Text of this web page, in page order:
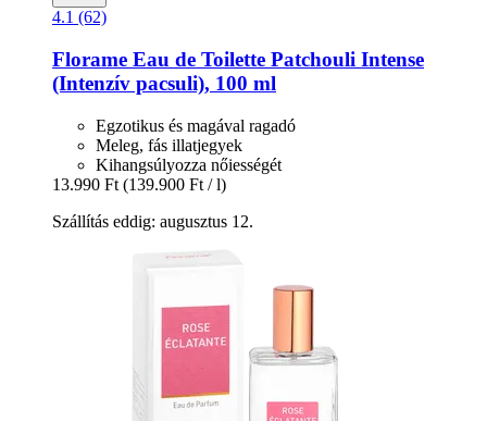
4.1 (62)
Florame Eau de Toilette Patchouli Intense
(Intenzív pacsuli), 100 ml
Egzotikus és magával ragadó
Meleg, fás illatjegyek
Kihangsúlyozza nőiességét
13.990 Ft (139.900 Ft / l)
Szállítás eddig: augusztus 12.